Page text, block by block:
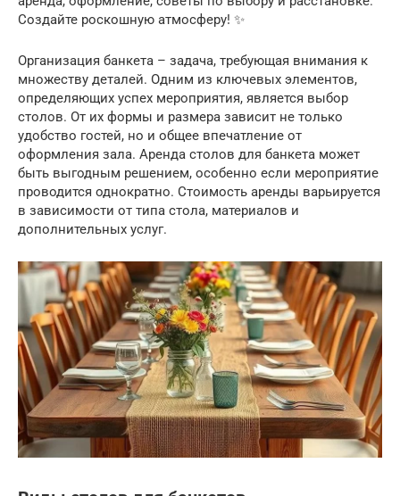
Создайте роскошную атмосферу! ✨
Организация банкета – задача, требующая внимания к
множеству деталей. Одним из ключевых элементов,
определяющих успех мероприятия, является выбор
столов. От их формы и размера зависит не только
удобство гостей, но и общее впечатление от
оформления зала. Аренда столов для банкета может
быть выгодным решением, особенно если мероприятие
проводится однократно. Стоимость аренды варьируется
в зависимости от типа стола, материалов и
дополнительных услуг.